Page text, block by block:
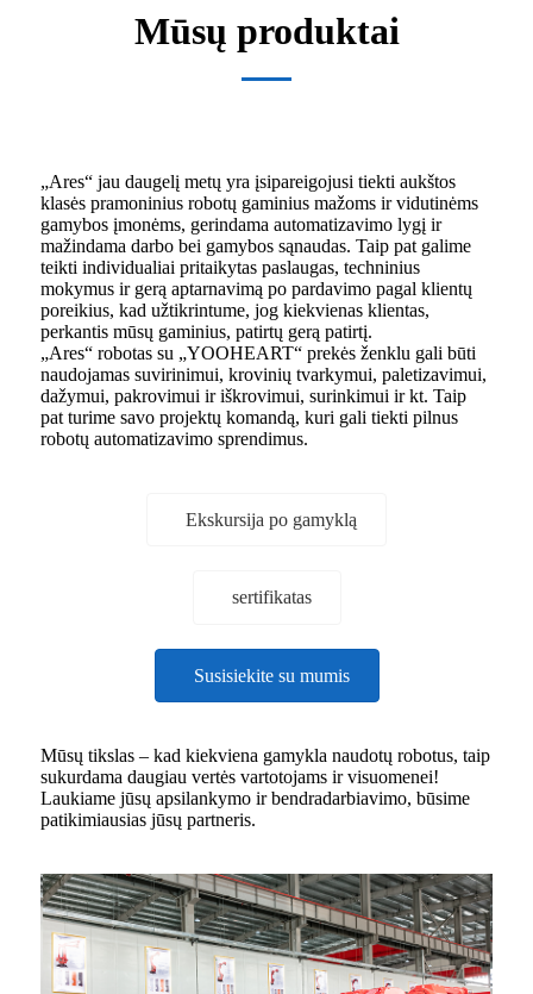
Mūsų produktai
„Ares“ jau daugelį metų yra įsipareigojusi tiekti aukštos
klasės pramoninius robotų gaminius mažoms ir vidutinėms
gamybos įmonėms, gerindama automatizavimo lygį ir
mažindama darbo bei gamybos sąnaudas. Taip pat galime
teikti individualiai pritaikytas paslaugas, techninius
mokymus ir gerą aptarnavimą po pardavimo pagal klientų
poreikius, kad užtikrintume, jog kiekvienas klientas,
perkantis mūsų gaminius, patirtų gerą patirtį.
„Ares“ robotas su „YOOHEART“ prekės ženklu gali būti
naudojamas suvirinimui, krovinių tvarkymui, paletizavimui,
dažymui, pakrovimui ir iškrovimui, surinkimui ir kt. Taip
pat turime savo projektų komandą, kuri gali tiekti pilnus
robotų automatizavimo sprendimus.
Ekskursija po gamyklą
sertifikatas
Susisiekite su mumis
Mūsų tikslas – kad kiekviena gamykla naudotų robotus, taip
sukurdama daugiau vertės vartotojams ir visuomenei!
Laukiame jūsų apsilankymo ir bendradarbiavimo, būsime
patikimiausias jūsų partneris.